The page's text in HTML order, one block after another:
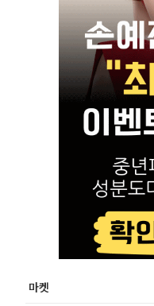
마켓